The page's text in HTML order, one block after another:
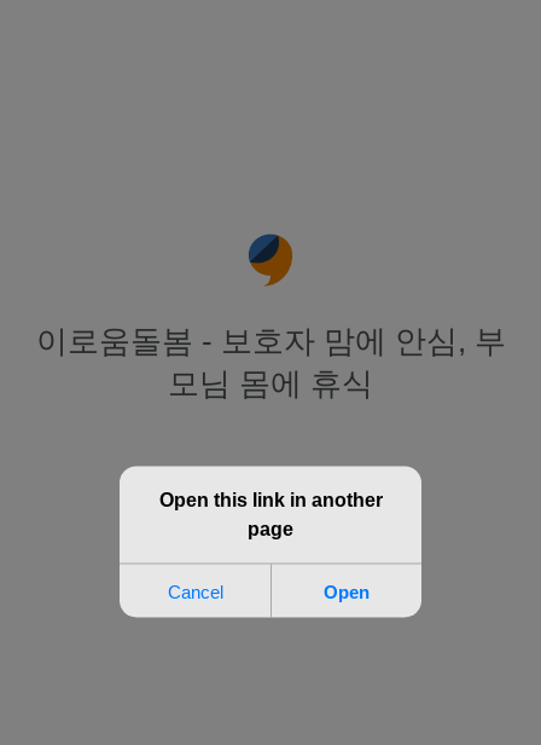
이로움돌봄 - 보호자 맘에 안심, 부
모님 몸에 휴식